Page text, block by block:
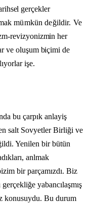
gerçekler
mümkün değildir. Ve
revizyonizmin her
ve oluşum bi­çimi de
işe.
bu çarpık anlayiş
salt Sovyetler Birliği ve
Yenilen bir bütün
anlmak
bir parçamız­dı. Biz
yabancılaşmış
konusuydu. Bu durum